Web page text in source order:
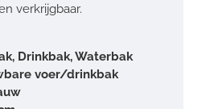
verkrijgbaar.
Drinkbak, Waterbak
voer/drinkbak